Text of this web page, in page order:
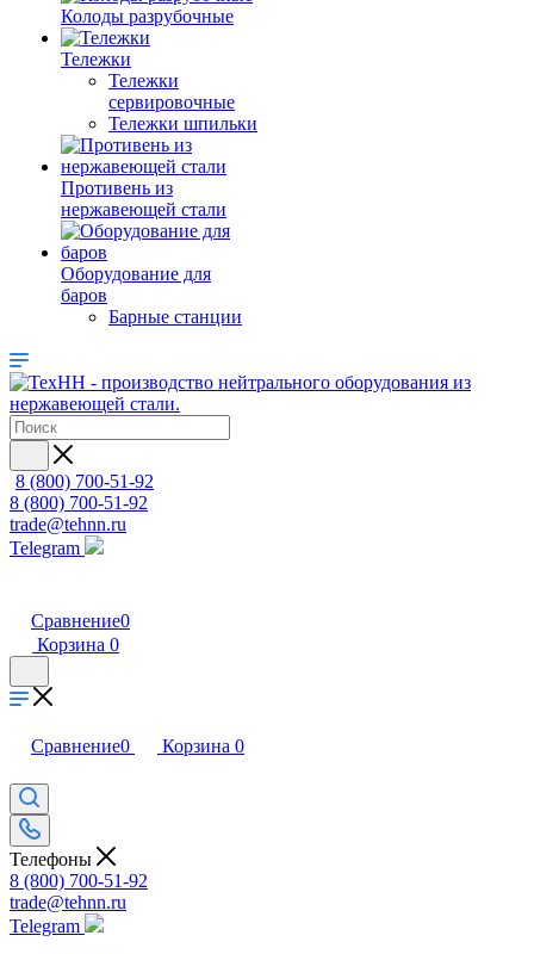
Колоды разрубочные
Тележки
Тележки
сервировочные
Тележки шпильки
Противень из
нержавеющей стали
Оборудование для
баров
Барные станции
8 (800) 700-51-92
8 (800) 700-51-92
trade@tehnn.ru
Telegram
Сравнение0
Корзина 0
Сравнение0 Корзина 0
Телефоны
8 (800) 700-51-92
trade@tehnn.ru
Telegram